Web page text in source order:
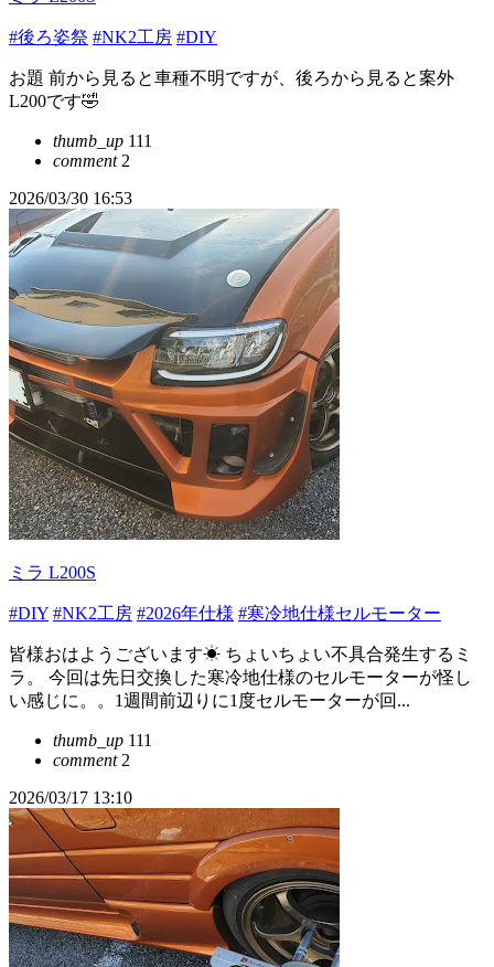
#後ろ姿祭 #NK2工房 #DIY
お題 前から見ると車種不明ですが、後ろから見ると案外
L200です🤣
thumb_up 111
comment2
2026/03/30 16:53
ミラ L200S
#DIY #NK2工房 #2026年仕様 #寒冷地仕様セルモーター
皆様おはようございます☀ ちょいちょい不具合発生するミ
ラ。 今回は先日交換した寒冷地仕様のセルモーターが怪し
い感じに。。1週間前辺りに1度セルモーターが回...
thumb_up 111
comment2
2026/03/17 13:10